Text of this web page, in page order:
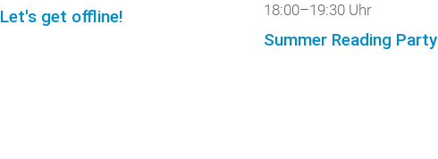
Let's get offline!
18:00–19:30 Uhr
Summer Reading Party